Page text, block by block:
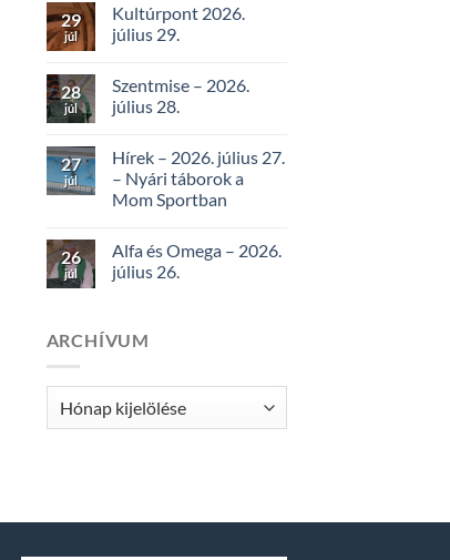
29
júl
Kultúrpont 2026.
július 29.
28
júl
Szentmise – 2026.
július 28.
27
júl
Hírek – 2026. július 27.
– Nyári táborok a
Mom Sportban
26
júl
Alfa és Omega – 2026.
július 26.
ARCHÍVUM
Archívum